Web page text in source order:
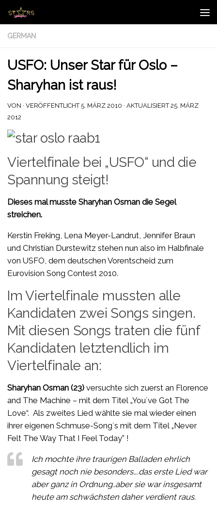
Zum Inhalt springen
GERMAN
USFO: Unser Star für Oslo –
Sharyhan ist raus!
VON · VERÖFFENTLICHT 5. MÄRZ 2010 · AKTUALISIERT25. MÄRZ
2012
Viertelfinale bei „USFO“ und die
Spannung steigt!
Dieses mal musste Sharyhan Osman die Segel
streichen.
Kerstin Freking, Lena Meyer-Landrut, Jennifer Braun
und Christian Durstewitz stehen nun also im Halbfinale
von USFO, dem deutschen Vorentscheid zum
Eurovision Song Contest 2010.
Im Viertelfinale mussten alle
Kandidaten zwei Songs singen.
Mit diesen Songs traten die fünf
Kandidaten letztendlich im
Viertelfinale an:
Sharyhan Osman (23) versuchte sich zuerst an Florence
and The Machine – mit dem Titel „You´ve Got The
Love“. Als zweites Lied wählte sie mal wieder einen
ihrer eigenen Schmuse-Song´s mit dem Titel „Never
Felt The Way That I Feel Today” !
Ich mochte ihre traurigen Balladen ehrlich
gesagt noch nie besonders….das erste Lied war
aber ganz in Ordnung..aber sie war insgesamt
heute am schwächsten daher verdient raus.